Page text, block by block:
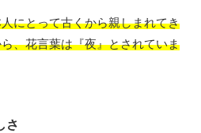
にとって古くから親しまれてき
、花言葉は『夜』とされていま
さ